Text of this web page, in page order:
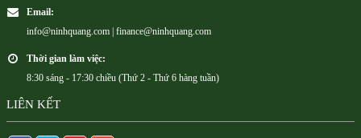
Email:
info@ninhquang.com | finance@ninhquang.com
Thời gian làm việc:
8:30 sáng - 17:30 chiều (Thứ 2 - Thứ 6 hàng tuần)
LIÊN KẾT